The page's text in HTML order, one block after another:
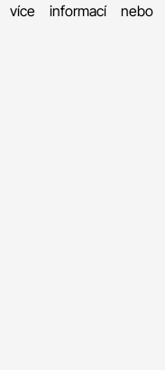
informací nebo